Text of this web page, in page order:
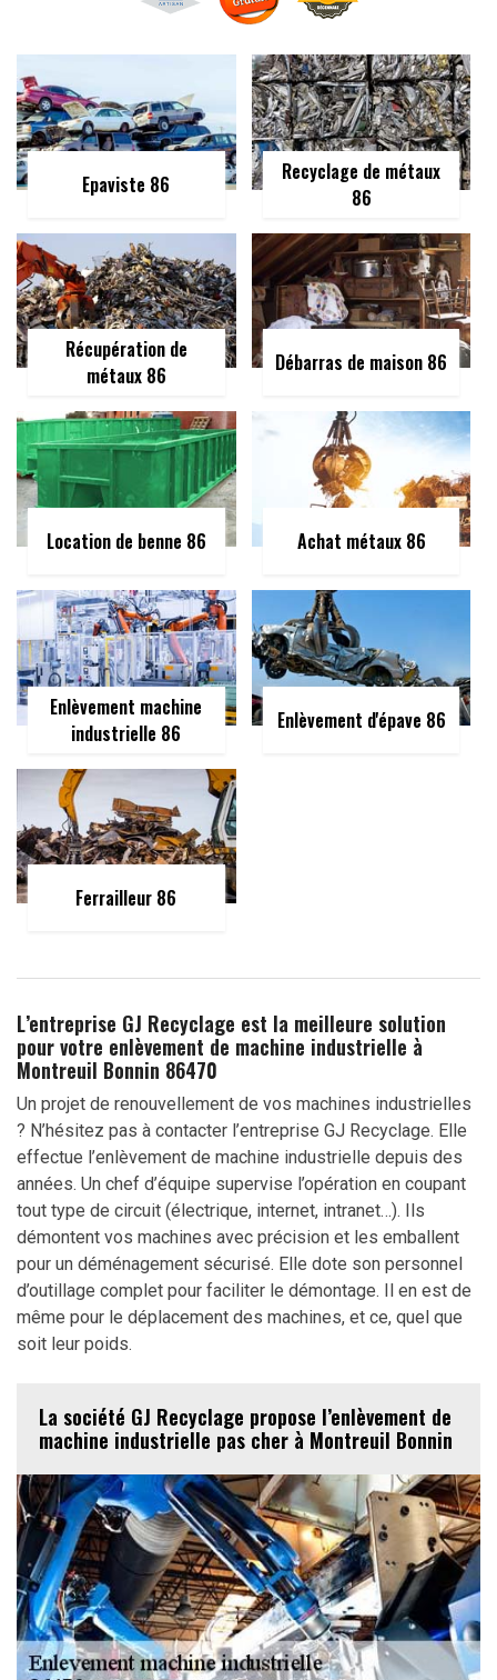
Epaviste 86
Recyclage de métaux
86
Récupération de
métaux 86
Débarras de maison 86
Location de benne 86 Achat métaux 86
Enlèvement machine
industrielle 86
Enlèvement d'épave 86
Ferrailleur 86
L’entreprise GJ Recyclage est la meilleure solution
pour votre enlèvement de machine industrielle à
Montreuil Bonnin 86470
Un projet de renouvellement de vos machines industrielles
? N’hésitez pas à contacter l’entreprise GJ Recyclage. Elle
effectue l’enlèvement de machine industrielle depuis des
années. Un chef d’équipe supervise l’opération en coupant
tout type de circuit (électrique, internet, intranet…). Ils
démontent vos machines avec précision et les emballent
pour un déménagement sécurisé. Elle dote son personnel
d’outillage complet pour faciliter le démontage. Il en est de
même pour le déplacement des machines, et ce, quel que
soit leur poids.
La société GJ Recyclage propose l’enlèvement de
machine industrielle pas cher à Montreuil Bonnin